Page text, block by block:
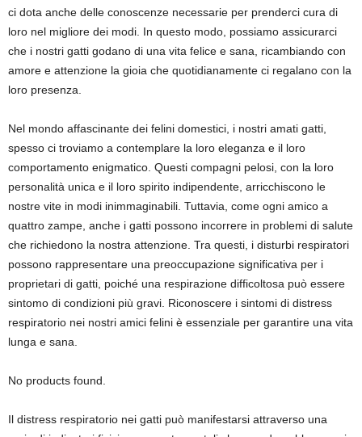
ci dota anche delle conoscenze necessarie per prenderci cura di
loro nel migliore dei modi. In questo modo, possiamo assicurarci
che i nostri gatti godano di una vita felice e sana, ricambiando con
amore e attenzione la gioia che quotidianamente ci regalano con la
loro presenza.
Nel mondo affascinante dei felini domestici, i nostri amati gatti,
spesso ci troviamo a contemplare la loro eleganza e il loro
comportamento enigmatico. Questi compagni pelosi, con la loro
personalità unica e il loro spirito indipendente, arricchiscono le
nostre vite in modi inimmaginabili. Tuttavia, come ogni amico a
quattro zampe, anche i gatti possono incorrere in problemi di salute
che richiedono la nostra attenzione. Tra questi, i disturbi respiratori
possono rappresentare una preoccupazione significativa per i
proprietari di gatti, poiché una respirazione difficoltosa può essere
sintomo di condizioni più gravi. Riconoscere i sintomi di distress
respiratorio nei nostri amici felini è essenziale per garantire una vita
lunga e sana.
No products found.
Il distress respiratorio nei gatti può manifestarsi attraverso una